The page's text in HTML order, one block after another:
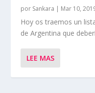
por Sankara | Mar 10,
Hoy os traemos un
de Argentina que
LEE MAS